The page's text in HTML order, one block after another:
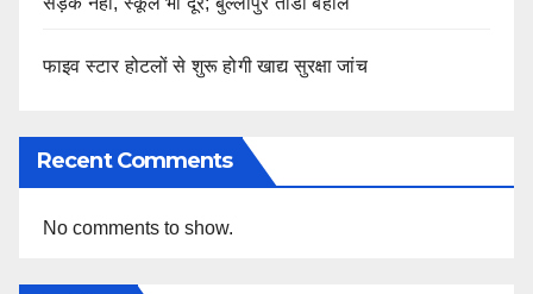
फाइव स्टार होटलों से शुरू होगी खाद्य सुरक्षा जांच
Recent Comments
No comments to show.